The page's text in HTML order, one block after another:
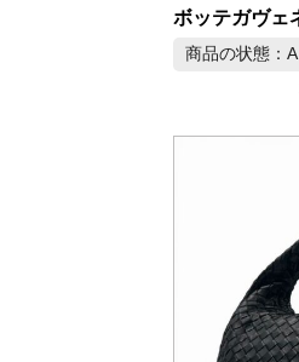
商品の状態：A